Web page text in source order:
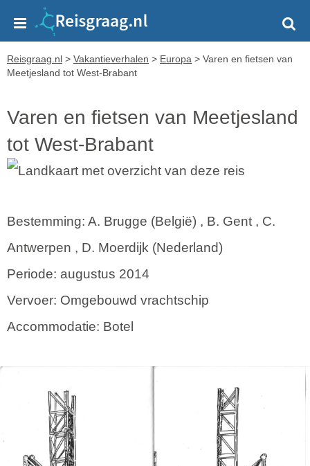
Reisgraag.nl > Vakantieverhalen > Europa > Varen en fietsen van
Meetjesland tot West-Brabant
Varen en fietsen van Meetjesland
tot West-Brabant
Bestemming: A. Brugge (België) , B. Gent , C.
Antwerpen , D. Moerdijk (Nederland)
Periode: augustus 2014
Vervoer: Omgebouwd vrachtschip
Accommodatie: Botel